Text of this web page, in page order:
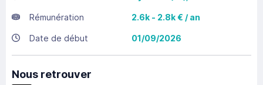
Rémunération 2.6k - 2.8k € / an
Date de début 01/09/2026
Nous retrouver